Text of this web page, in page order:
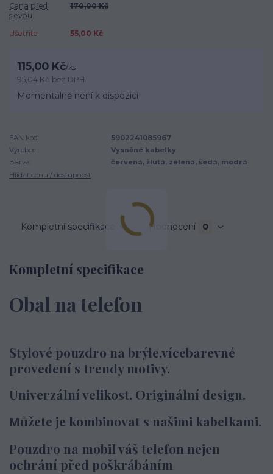
Cena před
slevou
170,00 Kč
Ušetříte 55,00 Kč
115,00 Kč/ks
95,04 Kč bez DPH
Momentálně není k dispozici
EAN kód:
5902241085967
Výrobce:
Vysněné kabelky
Barva:
červená, žlutá, zelená, šedá, modrá
Hlídat cenu / dostupnost
Kompletní specifikace Hodnocení 0
Kompletní specifikace
Obal na telefon
Stylové pouzdro na brýle,vícebarevné
provedení s trendy motivy.
Univerzální velikost. Originální design.
Můžete je kombinovat s našimi kabelkami.
Pouzdro na mobil váš telefon nejen
ochrání před poškrábáním